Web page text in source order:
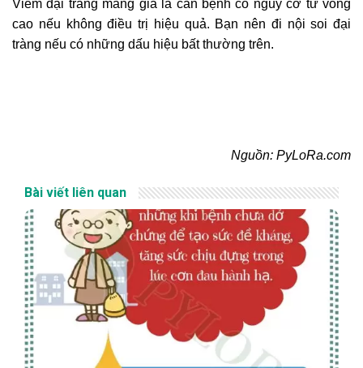
Viêm đại tràng màng giả là căn bệnh có nguy cơ tử vong
cao nếu không điều trị hiệu quả. Bạn nên đi nội soi đại
tràng nếu có những dấu hiệu bất thường trên.
Nguồn: PyLoRa.com
Bài viết liên quan